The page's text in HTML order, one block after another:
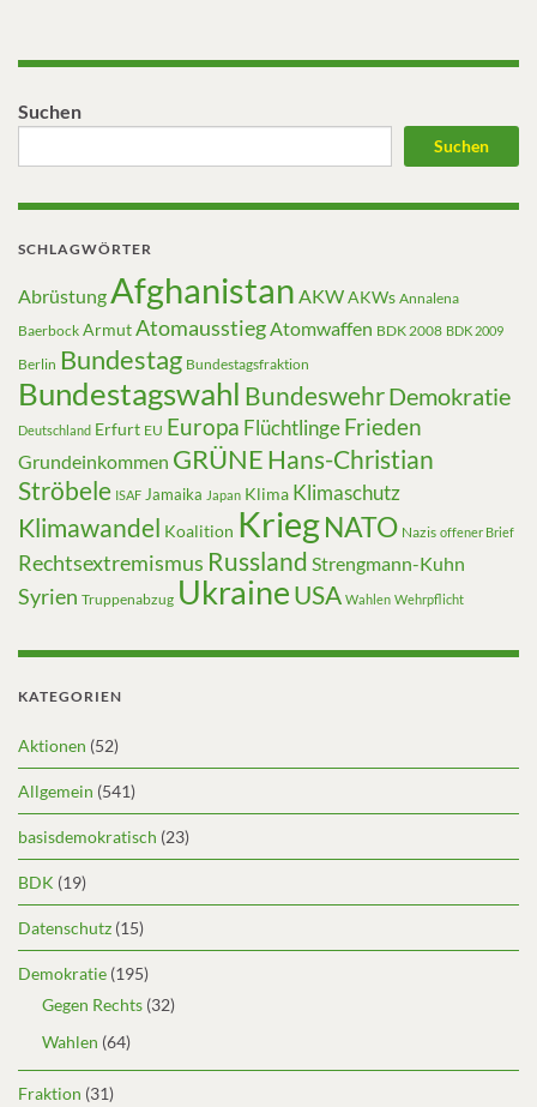
Suchen
Suchen
SCHLAGWÖRTER
Abrüstung Afghanistan AKWAKWs Annalena
Baerbock ArmutAtomausstiegAtomwaffen BDK 2008 BDK 2009
Berlin Bundestag Bundestagsfraktion
Bundestagswahl BundeswehrDemokratie
Deutschland Erfurt EU Europa FlüchtlingeFrieden
Grundeinkommen GRÜNE Hans-Christian
Ströbele ISAF Jamaika Japan Klima Klimaschutz
Klimawandel Koalition KriegNATO Nazis offener Brief
Rechtsextremismus Russland Strengmann-Kuhn
Syrien Truppenabzug UkraineUSA Wahlen Wehrpflicht
KATEGORIEN
Aktionen (52)
Allgemein (541)
basisdemokratisch (23)
BDK (19)
Datenschutz (15)
Demokratie (195)
Gegen Rechts (32)
Wahlen (64)
Fraktion (31)